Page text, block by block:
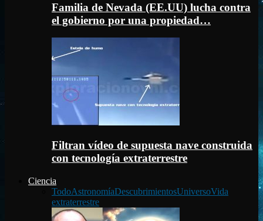
Familia de Nevada (EE.UU) lucha contra
el gobierno por una propiedad…
Filtran vídeo de supuesta nave construida
con tecnología extraterrestre
Ciencia
TodoAstronomíaDescubrimientosUniversoVida
extraterrestre